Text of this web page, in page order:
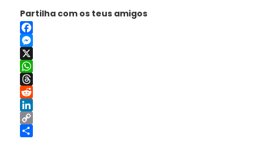
Partilha com os teus amigos
Facebook
Messenger
X
WhatsApp
Threads
Reddit
LinkedIn
Copy